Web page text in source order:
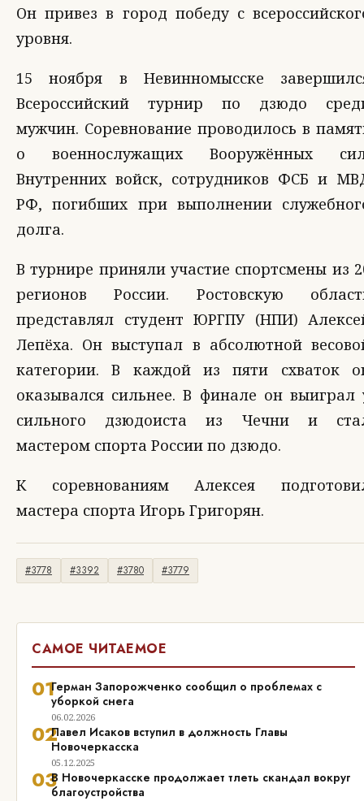
Он привез в город победу с
уровня.
15 ноября в Невинномысске
Всероссийский турнир по дзюдо
мужчин. Соревнование проводилось в
о военнослужащих Вооружённых
Внутренних войск, сотрудников ФСБ и
РФ, погибших при выполнении
долга.
В турнире приняли участие спортсмены из
регионов России. Ростовскую
представлял студент ЮРГПУ (НПИ)
Лепёха. Он выступал в абсолютной
категории. В каждой из пяти схваток
оказывался сильнее. В финале он выиграл
сильного дзюдоиста из Чечни и
мастером спорта России по дзюдо.
К соревнованиям Алексея
мастера спорта Игорь Григорян.
#3778 #3392 #3780 #3779
САМОЕ ЧИТАЕМОЕ
01Герман Запорожченко сообщил о проблемах с
уборкой снега
06.02.2026
02Павел Исаков вступил в должность Главы
Новочеркасска
05.12.2025
03В Новочеркасске продолжает тлеть скандал вокруг
благоустройства